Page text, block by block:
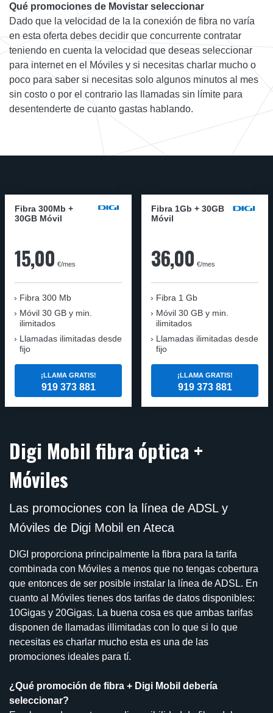
Qué promociones de Movistar seleccionar
Dado que la velocidad de la la conexión de fibra no varía
en esta oferta debes decidir que concurrente contratar
teniendo en cuenta la velocidad que deseas seleccionar
para internet en el Móviles y si necesitas charlar mucho o
poco para saber si necesitas solo algunos minutos al mes
sin costo o por el contrario las llamadas sin límite para
desentenderte de cuanto gastas hablando.
Fibra 300Mb +
30GB Móvil
15,00 €/mes
Fibra 300 Mb
Móvil 30 GB y min.
ilimitados
Llamadas ilimitadas desde
fijo
¡LLAMA GRATIS!
919 373 881
Fibra 1Gb + 30GB
Móvil
36,00 €/mes
Fibra 1 Gb
Móvil 30 GB y min.
ilimitados
Llamadas ilimitadas desde
fijo
¡LLAMA GRATIS!
919 373 881
Digi Mobil fibra óptica +
Móviles
Las promociones con la línea de ADSL y
Móviles de Digi Mobil en Ateca
DIGI proporciona principalmente la fibra para la tarifa
combinada con Móviles a menos que no tengas cobertura
que entonces de ser posible instalar la línea de ADSL. En
cuanto al Móviles tienes dos tarifas de datos disponibles:
10Gigas y 20Gigas. La buena cosa es que ambas tarifas
disponen de llamadas illimitadas con lo que si lo que
necesitas es charlar mucho esta es una de las
promociones ideales para tí.
¿Qué promoción de fibra + Digi Mobil debería
seleccionar?